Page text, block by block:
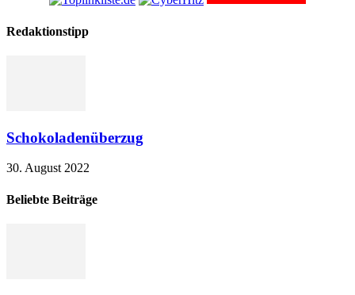
Redaktionstipp
Schokoladenüberzug
30. August 2022
Beliebte Beiträge